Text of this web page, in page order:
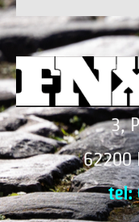
3,
62200
tel: